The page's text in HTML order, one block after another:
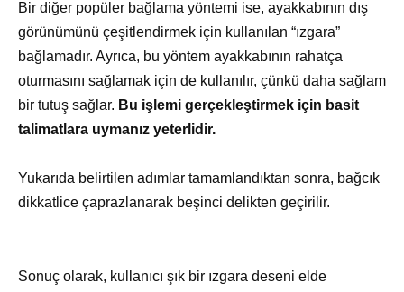
Bir diğer popüler bağlama yöntemi ise, ayakkabının dış
görünümünü çeşitlendirmek için kullanılan “ızgara”
bağlamadır. Ayrıca, bu yöntem ayakkabının rahatça
oturmasını sağlamak için de kullanılır, çünkü daha sağlam
bir tutuş sağlar. Bu işlemi gerçekleştirmek için basit
talimatlara uymanız yeterlidir.
Yukarıda belirtilen adımlar tamamlandıktan sonra, bağcık
dikkatlice çaprazlanarak beşinci delikten geçirilir.
Sonuç olarak, kullanıcı şık bir ızgara deseni elde